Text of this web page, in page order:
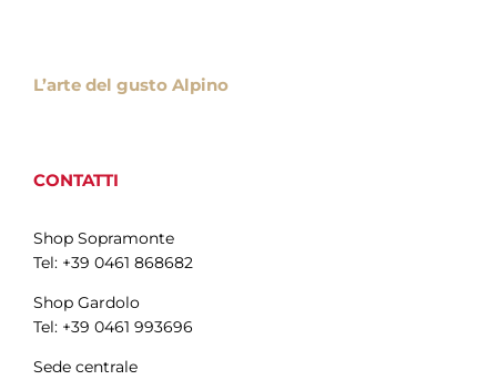
L’arte del gusto Alpino
CONTATTI
Shop Sopramonte
Tel: +39 0461 868682
Shop Gardolo
Tel: +39 0461 993696
Sede centrale